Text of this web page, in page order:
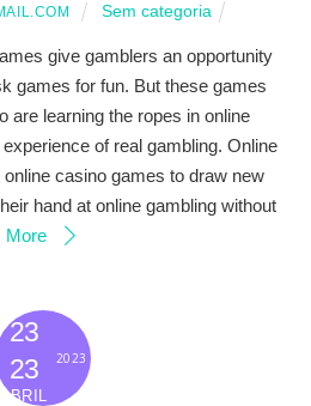
Sem categoria
give gamblers an opportunity
games for fun. But these games
are learning the ropes in online
of real gambling. Online
casino games to draw new
hand at online gambling without
More
23
23
ABRIL
2023